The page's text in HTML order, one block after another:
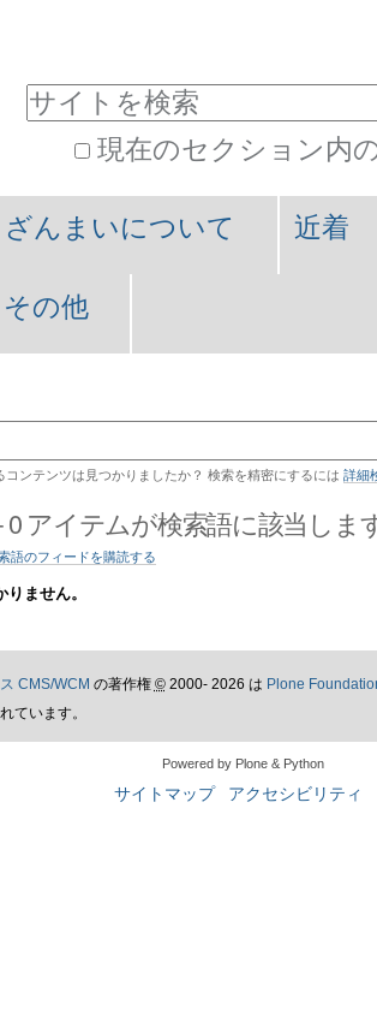
現在のセクション内
ざんまいについて 近着
その他
コンテンツは見つかりましたか？ 検索を精密にするには 詳細
0 アイテムが検索語に該当しま
語のフィードを購読する
ません。
CMS/WCM の著作権 ©2000- 2026 は Plone
ています。
Powered by Plone & Python
サイトマップ アクセシビリティ